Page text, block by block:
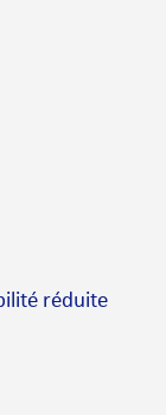
réduite